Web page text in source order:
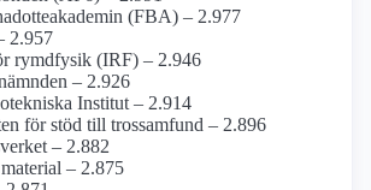
(FBA) – 2.977
2.957
rymdfysik (IRF) – 2.946
– 2.926
Institut – 2.914
för stöd till tros­samfund – 2.896
– 2.882
– 2.875